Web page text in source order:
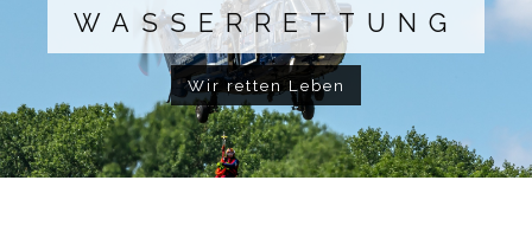
WASSERRETTUNG
Wir retten Leben